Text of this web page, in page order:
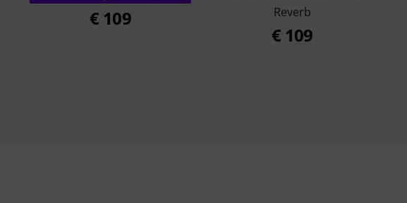
€ 109
Reverb
€ 109